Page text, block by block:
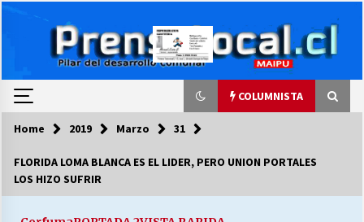
COLUMNISTA
COLUMNISTA
03/08/2026
Home 2019 Marzo 31
FLORIDA LOMA BLANCA ES EL LIDER, PERO UNION PORTALES
LOS HIZO SUFRIR